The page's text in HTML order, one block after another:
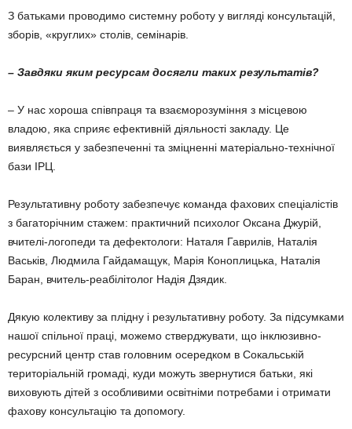
З батьками проводимо системну роботу у вигляді консультацій,
зборів, «круглих» столів, семінарів.
– Завдяки яким ресурсам досягли таких результатів?
– У нас хороша співпраця та взаєморозу­міння з місцевою
владою, яка сприяє ефективній діяльності закладу. Це
виявляється у забезпеченні та зміцненні матеріально-технічної
бази ІРЦ.
Результативну роботу забезпечує команда фахових спеціалістів
з багаторічним стажем: практичний психолог Оксана Джурій,
вчите­лі-логопеди та дефектологи: Наталя Гаври­лів, Наталія
Васьків, Людмила Гайдамащук, Марія Коноплицька, Наталія
Баран, вчитель-реабілітолог Надія Дзядик.
Дякую колективу за плідну і результативну роботу. За підсумками
нашої спільної праці, можемо стверджувати, що інклюзивно-
ресурсний центр став головним осередком в Сокальській
територіальній громаді, куди можуть звернутися батьки, які
виховують дітей з особливими освітніми потребами і отримати
фахову консультацію та допомогу.